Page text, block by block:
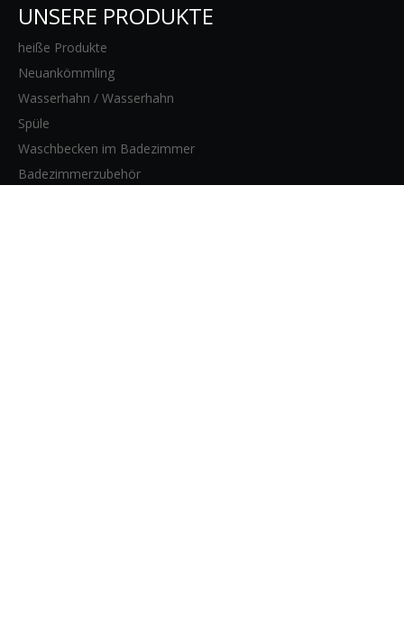
UNSERE PRODUKTE
heiße Produkte
Neuankömmling
Wasserhahn / Wasserhahn
Spüle
Waschbecken im Badezimmer
Badezimmerzubehör